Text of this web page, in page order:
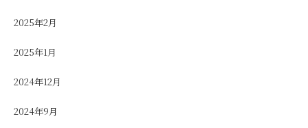
2025年2月
2025年1月
2024年12月
2024年9月